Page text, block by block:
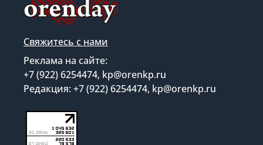
Свяжитесь с нами
Реклама на сайте:
+7 (922) 6254474, kp@orenkp.ru
Редакция: +7 (922) 6254474, kp@orenkp.ru